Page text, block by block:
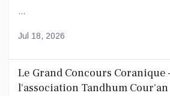
...
Jul 18, 2026
Le Grand Concours Coranique
l'association Tandhum Cour'an